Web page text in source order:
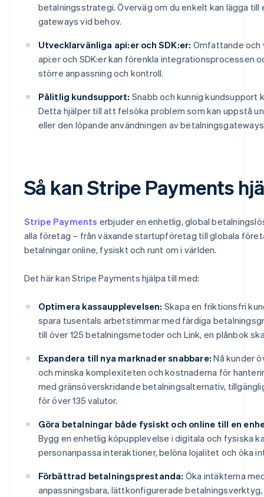
betalningsstrategi. Överväg om du enkelt kan lägga till
gateways vid behov.
Utvecklarvänliga api:er och SDK:er: Omfattande och
api:er och SDK:er kan förenkla integrationsprocessen
större anpassning och kontroll.
Pålitlig kundsupport: Snabb och kunnig kundsupport
Detta hjälper till att felsöka problem som kan uppstå
eller den löpande användningen av
Så kan Stripe Payments
Stripe Payments erbjuder en enhetlig, global
alla företag – från växande startupföretag till globala
betalningar online, fysiskt och runt om i världen.
Det här kan Stripe Payments hjälpa till med:
Optimera kassaupplevelsen: Skapa en friktionsfri
spara tusentals arbetstimmar med färdiga
till över 125 betalningsmetoder och Link, en plånbok
Expandera till nya marknader snabbare: Nå kunder
och minska komplexiteten och kostnaderna för
med gränsöverskridande betalningsalternativ,
för över 135 valutor.
Göra betalningar både fysiskt och online till en
Bygg en enhetlig köpupplevelse i digitala och fysiska
personanpassa interaktioner, belöna lojalitet och öka
Förbättrad betalningsprestanda: Öka intäkterna
anpassningsbara, lättkonfigurerade